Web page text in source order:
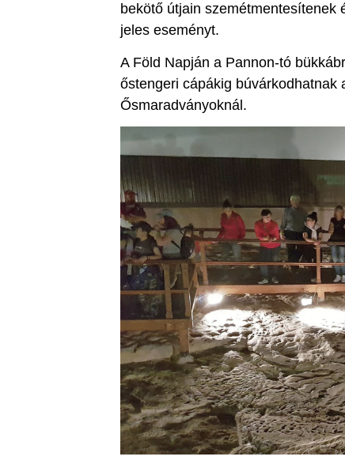
bekötő útjain szemétmentesítenek
jeles eseményt.
A Föld Napján a Pannon-tó
őstengeri cápákig búvárkodhatnak
Ősmaradványoknál.